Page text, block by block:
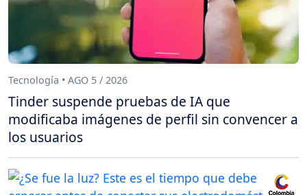
Tecnología • AGO 5 / 2026
Tinder suspende pruebas de IA que
modificaba imágenes de perfil sin convencer a
los usuarios